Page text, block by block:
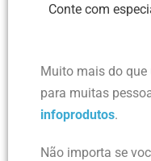
Conte com
Muito mais do
para muitas
infoprodutos.
Não importa se